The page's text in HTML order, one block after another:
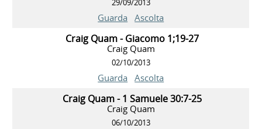
29/09/2013
Guarda Ascolta
Craig Quam - Giacomo 1;19-27
Craig Quam
02/10/2013
Guarda Ascolta
Craig Quam - 1 Samuele 30:7-25
Craig Quam
06/10/2013